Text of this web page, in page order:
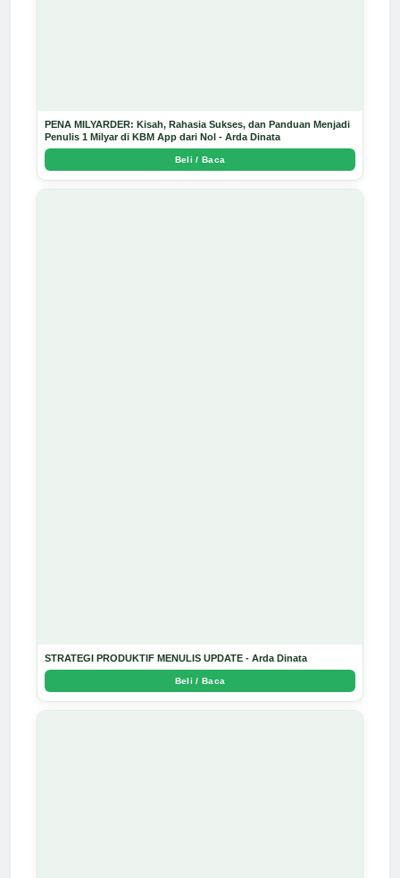
PENA MILYARDER: Kisah, Rahasia Sukses, dan Panduan Menjadi
Penulis 1 Milyar di KBM App dari Nol - Arda Dinata
Beli / Baca
STRATEGI PRODUKTIF MENULIS UPDATE - Arda Dinata
Beli / Baca